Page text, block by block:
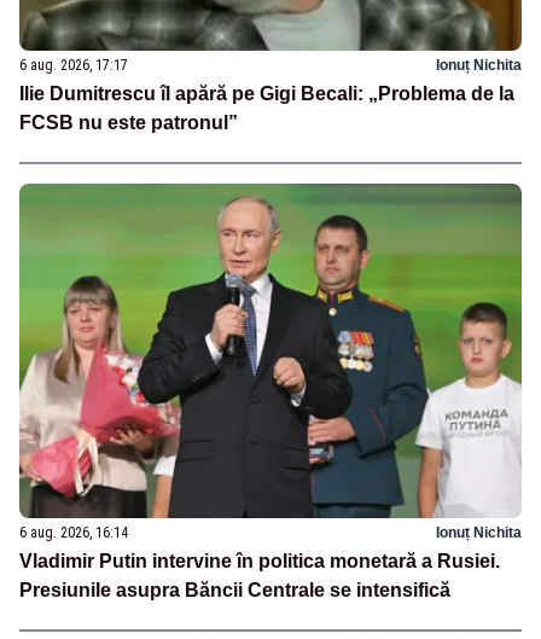
6 aug. 2026, 17:17 Ionuț Nichita
Ilie Dumitrescu îl apără pe Gigi Becali: „Problema de la
FCSB nu este patronul”
6 aug. 2026, 16:14 Ionuț Nichita
Vladimir Putin intervine în politica monetară a Rusiei.
Presiunile asupra Băncii Centrale se intensifică